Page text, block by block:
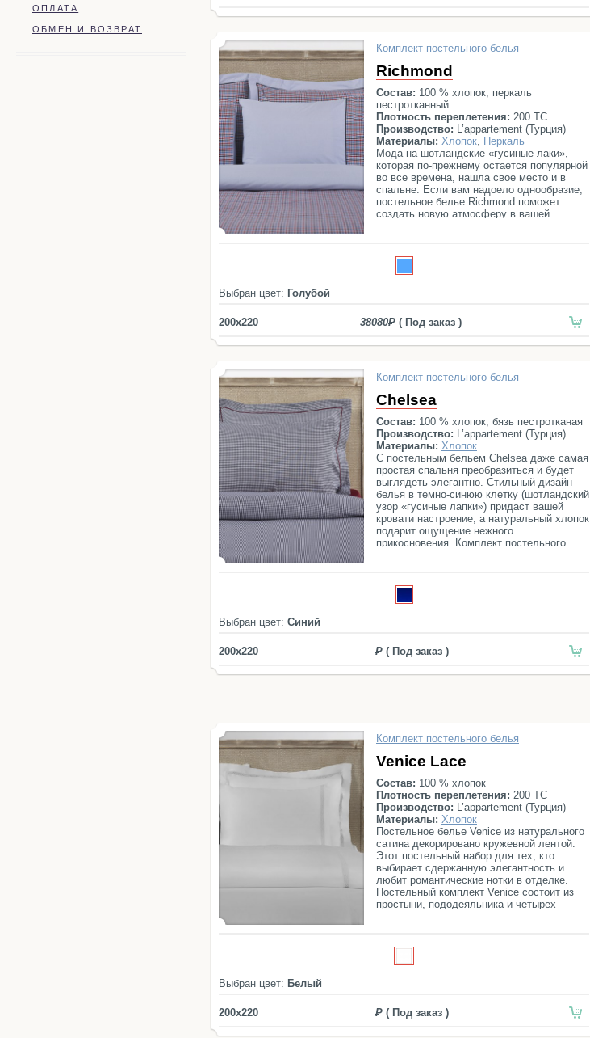
ОПЛАТА
ОБМЕН И ВОЗВРАТ
Комплект постельного белья
Richmond
Состав: 100 % хлопок, перкаль
пестротканный
Плотность переплетения: 200 ТС
Производство: L’appartement (Турция)
Материалы: Хлопок, Перкаль
Мода на шотландские «гусиные лаки»,
которая по-прежнему остается популярной
во все времена, нашла свое место и в
спальне. Если вам надоело однообразие,
постельное белье Richmond поможет
создать новую атмосферу в вашей
Выбран цвет: Голубой
200x220 38080 ( Под заказ )
Комплект постельного белья
Chelsea
Состав: 100 % хлопок, бязь пестротканая
Производство: L’appartement (Турция)
Материалы: Хлопок
С постельным бельем Chelsea даже самая
простая спальня преобразиться и будет
выглядеть элегантно. Стильный дизайн
белья в темно-синюю клетку (шотландский
узор «гусиные лапки») придаст вашей
кровати настроение, а натуральный хлопок
подарит ощущение нежного
прикосновения. Комплект постельного
Выбран цвет: Синий
200x220 ( Под заказ )
Комплект постельного белья
Venice Lace
Состав: 100 % хлопок
Плотность переплетения: 200 ТС
Производство: L’appartement (Турция)
Материалы: Хлопок
Постельное белье Venice из натурального
сатина декорировано кружевной лентой.
Этот постельный набор для тех, кто
выбирает сдержанную элегантность и
любит романтические нотки в отделке.
Постельный комплект Venice состоит из
простыни, пододеяльника и четырех
Выбран цвет: Белый
200x220 ( Под заказ )